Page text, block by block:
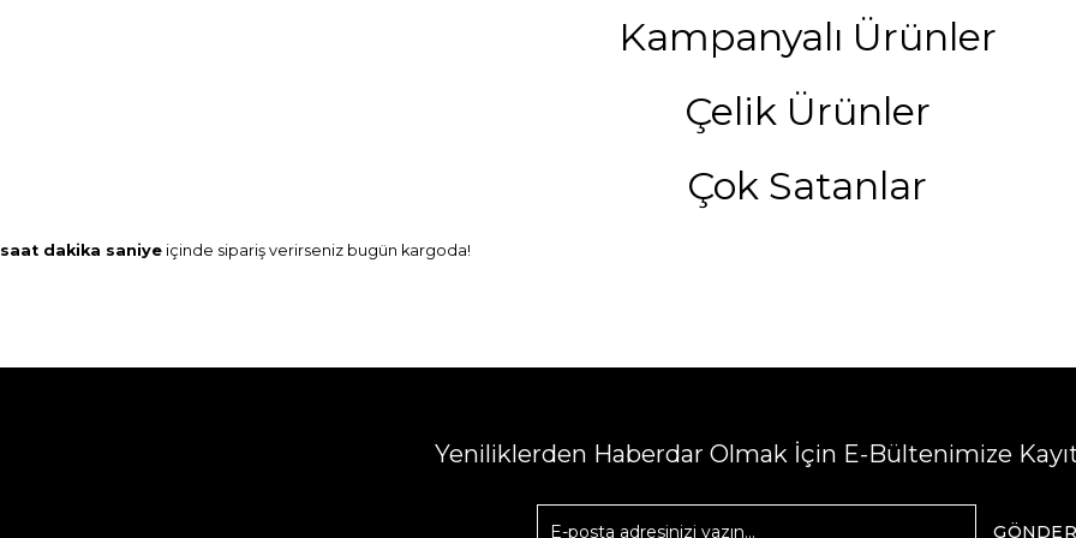
Kampanyalı Ürünler
Çelik Ürünler
Çok Satanlar
saat dakika saniye içinde sipariş verirseniz bugün kargoda!
Yeniliklerden Haberdar Olmak İçin E-Bültenimize
GÖNDER